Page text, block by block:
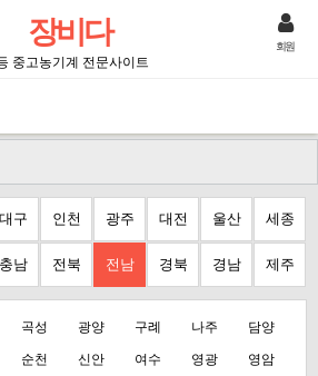
장비다
중고농기계 전문사이트
회원
대구 인천 광주 대전 울산 세종
충남 전북 전남 경북 경남 제주
곡성 광양 구례 나주 담양
순천 신안 여수 영광 영암